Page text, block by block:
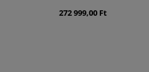
272 999,00 Ft